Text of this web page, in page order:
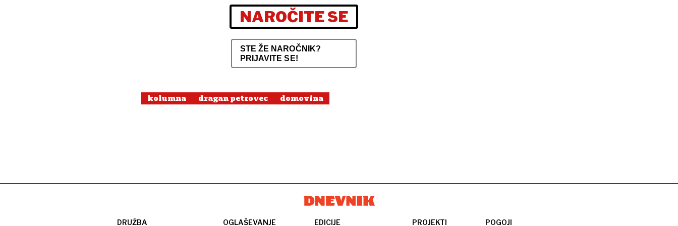
NAROČITE SE
STE ŽE NAROČNIK?
PRIJAVITE SE!
kolumna dragan petrovec domovina
DRUŽBA OGLAŠEVANJE EDICIJE PROJEKTI POGOJI